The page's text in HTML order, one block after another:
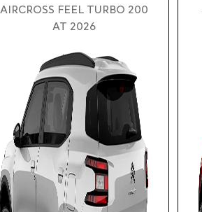
AIRCROSS FEEL TURBO 200
AT 2026